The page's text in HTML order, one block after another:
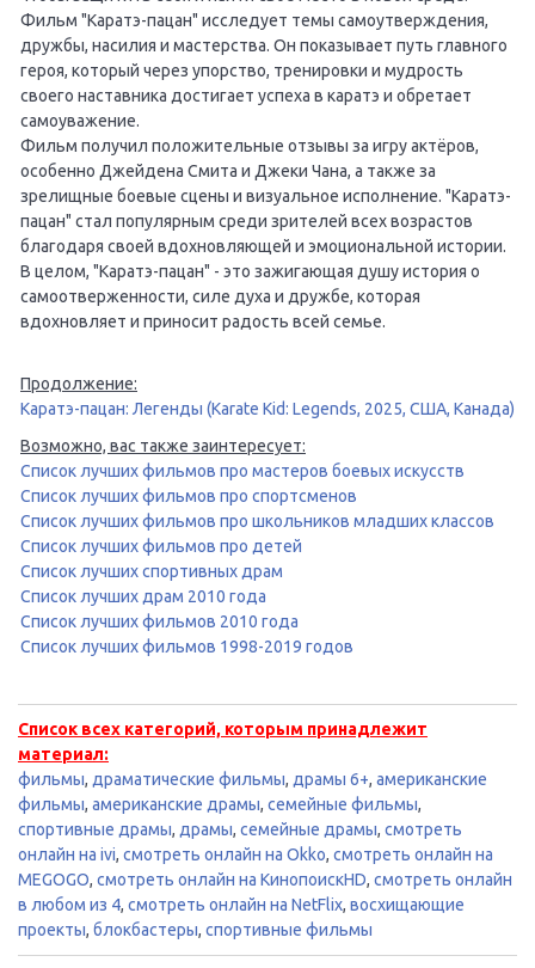
Фильм "Каратэ-пацан" исследует темы самоутверждения,
дружбы, насилия и мастерства. Он показывает путь главного
героя, который через упорство, тренировки и мудрость
своего наставника достигает успеха в каратэ и обретает
самоуважение.
Фильм получил положительные отзывы за игру актёров,
особенно Джейдена Смита и Джеки Чана, а также за
зрелищные боевые сцены и визуальное исполнение. "Каратэ-
пацан" стал популярным среди зрителей всех возрастов
благодаря своей вдохновляющей и эмоциональной истории.
В целом, "Каратэ-пацан" - это зажигающая душу история о
самоотверженности, силе духа и дружбе, которая
вдохновляет и приносит радость всей семье.
Продолжение:
Каратэ-пацан: Легенды (Karate Kid: Legends, 2025, США, Канада)
Возможно, вас также заинтересует:
Список лучших фильмов про мастеров боевых искусств
Список лучших фильмов про спортсменов
Список лучших фильмов про школьников младших классов
Список лучших фильмов про детей
Список лучших спортивных драм
Список лучших драм 2010 года
Список лучших фильмов 2010 года
Список лучших фильмов 1998-2019 годов
Список всех категорий, которым принадлежит
материал:
фильмы, драматические фильмы, драмы 6+, американские
фильмы, американские драмы, семейные фильмы,
спортивные драмы, драмы, семейные драмы, смотреть
онлайн на ivi, смотреть онлайн на Okko, смотреть онлайн на
MEGOGO, смотреть онлайн на КинопоискHD, смотреть онлайн
в любом из 4, смотреть онлайн на NetFlix, восхищающие
проекты, блокбастеры, спортивные фильмы